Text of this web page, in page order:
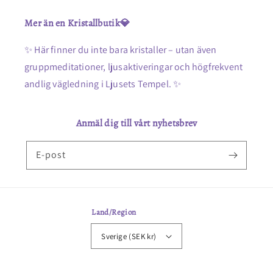
Mer än en Kristallbutik💎
✨ Här finner du inte bara kristaller – utan även
gruppmeditationer, ljusaktiveringar och högfrekvent
andlig vägledning i Ljusets Tempel. ✨
Anmäl dig till vårt nyhetsbrev
E-post
Land/Region
Sverige (SEK kr)